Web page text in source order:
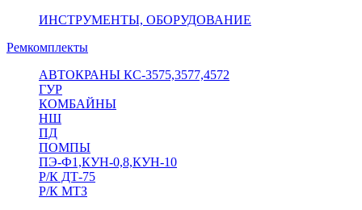
ИНСТРУМЕНТЫ, ОБОРУДОВАНИЕ
Ремкомплекты
АВТОКРАНЫ КС-3575,3577,4572
ГУР
КОМБАЙНЫ
НШ
ПД
ПОМПЫ
ПЭ-Ф1,КУН-0,8,КУН-10
Р/К ДТ-75
Р/К МТЗ